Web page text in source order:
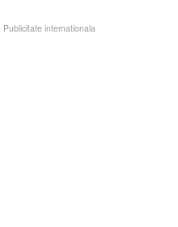
Publicitate internationala